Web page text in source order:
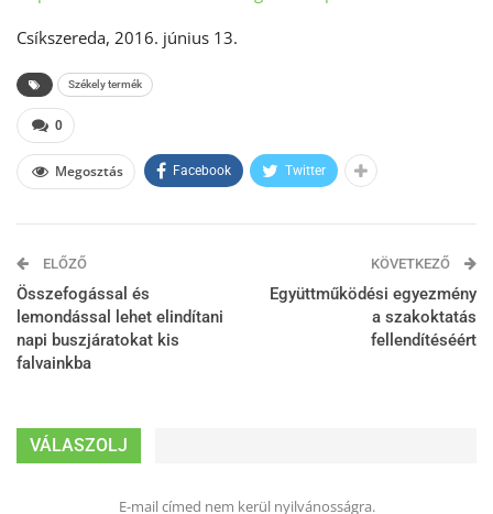
Csíkszereda, 2016. június 13.
Székely termék
0
Megosztás Facebook Twitter
ELŐZŐ
Összefogással és
lemondással lehet elindítani
napi buszjáratokat kis
falvainkba
KÖVETKEZŐ
Együttműködési egyezmény
a szakoktatás
fellendítéséért
VÁLASZOLJ
E-mail címed nem kerül nyilvánosságra.